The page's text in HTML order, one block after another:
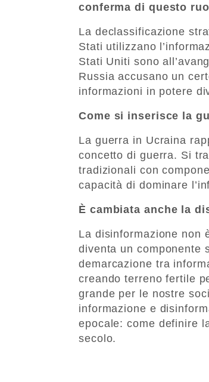
conferma di questo
La declassificazione
Stati utilizzano
Stati Uniti sono
Russia accusano un
informazioni in potere
Come si inserisce la
La guerra in Ucraina
concetto di guerra. Si
tradizionali con
capacità di dominare
È cambiata anche la
La disinformazione non
diventa un componente
demarcazione tra
creando terreno fertile
grande per le nostre
informazione e
epocale: come definire
secolo.